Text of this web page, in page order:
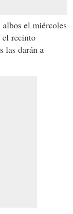
el miércoles
el recinto
las darán a